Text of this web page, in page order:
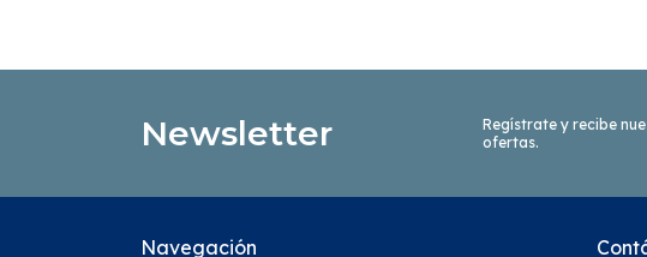
Newsletter
Regístrate y recibe
ofertas.
Navegación